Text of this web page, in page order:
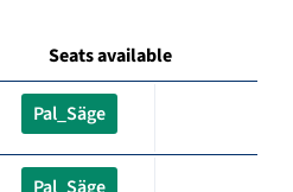
Seats available
Pal_Säge